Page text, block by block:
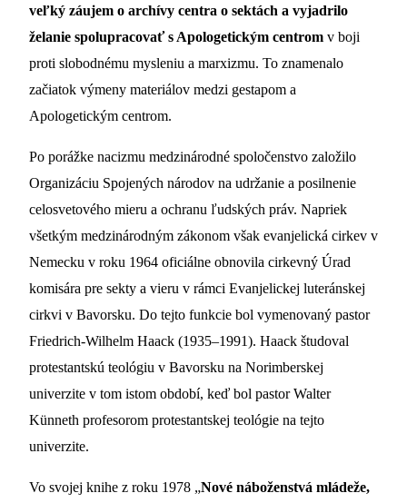
veľký záujem o archívy centra o sektách a vyjadrilo
želanie spolupracovať s Apologetickým centrom v boji
proti slobodnému mysleniu a marxizmu. To znamenalo
začiatok výmeny materiálov medzi gestapom a
Apologetickým centrom.
Po porážke nacizmu medzinárodné spoločenstvo založilo
Organizáciu Spojených národov na udržanie a posilnenie
celosvetového mieru a ochranu ľudských práv. Napriek
všetkým medzinárodným zákonom však evanjelická cirkev v
Nemecku v roku 1964 oficiálne obnovila cirkevný Úrad
komisára pre sekty a vieru v rámci Evanjelickej luteránskej
cirkvi v Bavorsku. Do tejto funkcie bol vymenovaný pastor
Friedrich-Wilhelm Haack (1935–1991). Haack študoval
protestantskú teológiu v Bavorsku na Norimberskej
univerzite v tom istom období, keď bol pastor Walter
Künneth profesorom protestantskej teológie na tejto
univerzite.
Vo svojej knihe z roku 1978 „Nové náboženstvá mládeže,